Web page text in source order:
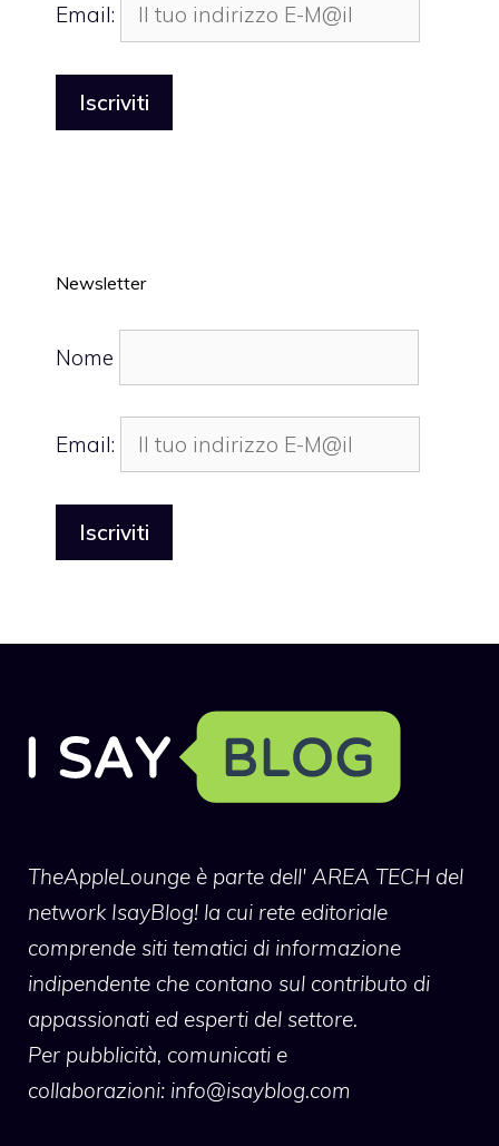
Email:
Newsletter
Nome
Email:
TheAppleLounge è parte dell' AREA TECH del
network IsayBlog! la cui rete editoriale
comprende siti tematici di informazione
indipendente che contano sul contributo di
appassionati ed esperti del settore.
Per pubblicità, comunicati e
collaborazioni: info@isayblog.com